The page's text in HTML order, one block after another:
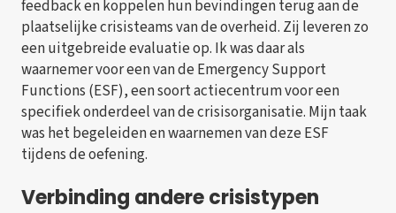
feedback en koppelen hun bevindingen terug aan de
plaatselijke crisisteams van de overheid. Zij leveren zo
een uitgebreide evaluatie op. Ik was daar als
waarnemer voor een van de Emergency Support
Functions (ESF), een soort actiecentrum voor een
specifiek onderdeel van de crisisorganisatie. Mijn taak
was het begeleiden en waarnemen van deze ESF
tijdens de oefening.
Verbinding andere crisistypen